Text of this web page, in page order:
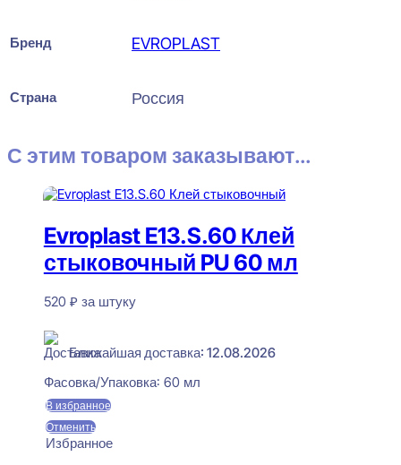
Бренд EVROPLAST
Страна Россия
С этим товаром заказывают...
Evroplast E13.S.60 Клей
стыковочный PU 60 мл
520 ₽ за штуку
Ближайшая доставка: 12.08.2026
Фасовка/Упаковка: 60 мл
В избранное
Отменить
Избранное